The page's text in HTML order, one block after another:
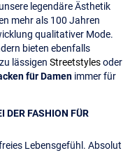
legendäre Ästhetik
mehr als 100 Jahren
qualitativer Mode.
bieten ebenfalls
lässigen Streetstylesoder
für Damen immer für
DER FASHION FÜR
Lebensgefühl. Absolut